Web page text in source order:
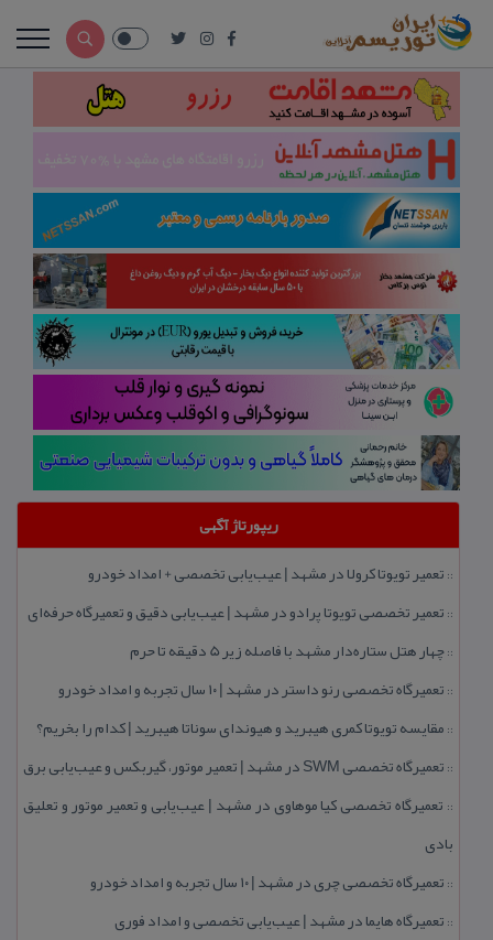
ریپورتاژ آگهی
:: تعمیر تویوتا كرولا در مشهد | عیب‌یابی تخصصی + امداد خودرو
:: تعمیر تخصصی تویوتا پرادو در مشهد | عیب‌یابی دقیق و تعمیرگاه حرفه‌ای
::چهار هتل‌ ستاره‌دار مشهد با فاصله زیر 5 دقیقه تا حرم
:: تعمیرگاه تخصصی رنو داستر در مشهد | ۱۰ سال تجربه و امداد خودرو
:: مقایسه تویوتا كمری هیبرید و هیوندای سوناتا هیبرید | كدام را بخریم؟
:: تعمیرگاه تخصصی SWM در مشهد | تعمیر موتور، گیربكس و عیب‌یابی برق
:: تعمیرگاه تخصصی كیا موهاوی در مشهد | عیب‌یابی و تعمیر موتور و تعلیق
بادی
:: تعمیرگاه تخصصی چری در مشهد | ۱۰ سال تجربه و امداد خودرو
:: تعمیرگاه هایما در مشهد | عیب‌یابی تخصصی و امداد فوری